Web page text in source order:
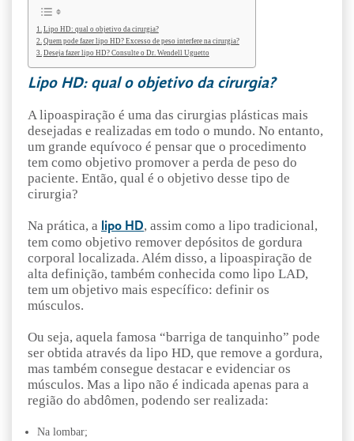
Lipo HD: qual o objetivo da cirurgia?
Quem pode fazer lipo HD? Excesso de peso interfere na cirurgia?
Deseja fazer lipo HD? Consulte o Dr. Wendell Uguetto
Lipo HD: qual o objetivo da cirurgia?
A lipoaspiração é uma das cirurgias plásticas mais
desejadas e realizadas em todo o mundo. No entanto,
um grande equívoco é pensar que o procedimento
tem como objetivo promover a perda de peso do
paciente. Então, qual é o objetivo desse tipo de
cirurgia?
Na prática, a lipo HD, assim como a lipo tradicional,
tem como objetivo remover depósitos de gordura
corporal localizada. Além disso, a lipoaspiração de
alta definição, também conhecida como lipo LAD,
tem um objetivo mais específico: definir os
músculos.
Ou seja, aquela famosa “barriga de tanquinho” pode
ser obtida através da lipo HD, que remove a gordura,
mas também consegue destacar e evidenciar os
músculos. Mas a lipo não é indicada apenas para a
região do abdômen, podendo ser realizada:
Na lombar;